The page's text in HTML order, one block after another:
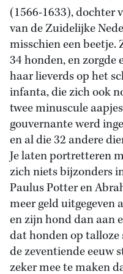
(1566-1633), dochter
van de Zuidelijke
misschien een
34 honden, en zorgde
haar lieverds op het
infanta, die zich ook
twee minuscule
gouvernante werd
en al die 32 andere
Je laten portretteren
zich niets bijzonders
Paulus Potter en
meer geld uitgegeven
en zijn hond dan aan
dat honden op
de zeventiende eeuw
zeker mee te maken